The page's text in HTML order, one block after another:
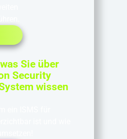
Sie über
Security
wissen